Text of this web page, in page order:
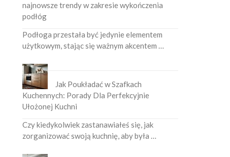
najnowsze trendy w zakresie wykończenia
podłóg
Podłoga przestała być jedynie elementem
użytkowym, stając się ważnym akcentem …
Jak Poukładać w Szafkach
Kuchennych: Porady Dla Perfekcyjnie
Ułożonej Kuchni
Czy kiedykolwiek zastanawiałeś się, jak
zorganizować swoją kuchnię, aby była …